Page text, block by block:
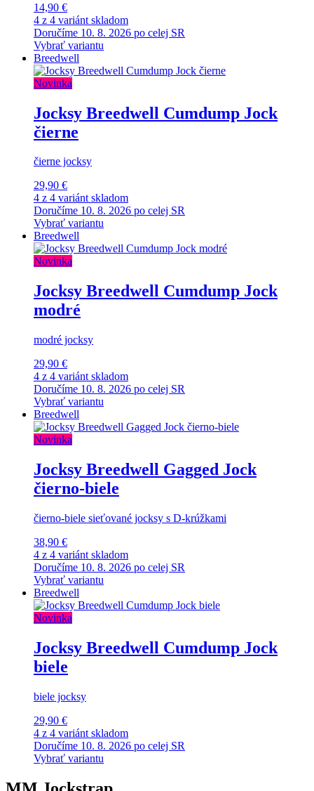
14,90 €
4 z 4 variánt skladom
Doručíme 10. 8. 2026 po celej SR
Vybrať variantu
Breedwell
Novinka
Jocksy Breedwell Cumdump Jock
čierne
čierne jocksy
29,90 €
4 z 4 variánt skladom
Doručíme 10. 8. 2026 po celej SR
Vybrať variantu
Breedwell
Novinka
Jocksy Breedwell Cumdump Jock
modré
modré jocksy
29,90 €
4 z 4 variánt skladom
Doručíme 10. 8. 2026 po celej SR
Vybrať variantu
Breedwell
Novinka
Jocksy Breedwell Gagged Jock
čierno-biele
čierno-biele sieťované jocksy s D-krúžkami
38,90 €
4 z 4 variánt skladom
Doručíme 10. 8. 2026 po celej SR
Vybrať variantu
Breedwell
Novinka
Jocksy Breedwell Cumdump Jock
biele
biele jocksy
29,90 €
4 z 4 variánt skladom
Doručíme 10. 8. 2026 po celej SR
Vybrať variantu